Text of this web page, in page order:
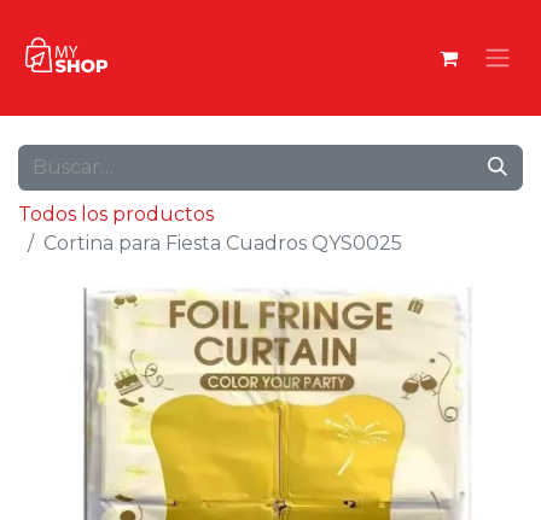
Todos los productos
Cortina para Fiesta Cuadros QYS0025